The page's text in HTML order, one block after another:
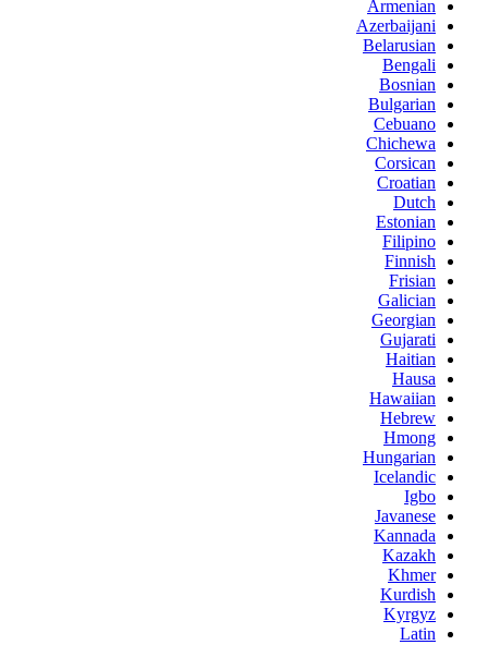
Armenian
Azerbaijani
Belarusian
Bengali
Bosnian
Bulgarian
Cebuano
Chichewa
Corsican
Croatian
Dutch
Estonian
Filipino
Finnish
Frisian
Galician
Georgian
Gujarati
Haitian
Hausa
Hawaiian
Hebrew
Hmong
Hungarian
Icelandic
Igbo
Javanese
Kannada
Kazakh
Khmer
Kurdish
Kyrgyz
Latin